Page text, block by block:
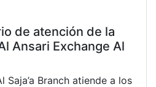
de atención de la
Ansari Exchange Al
Saja’a Branch atiende a los